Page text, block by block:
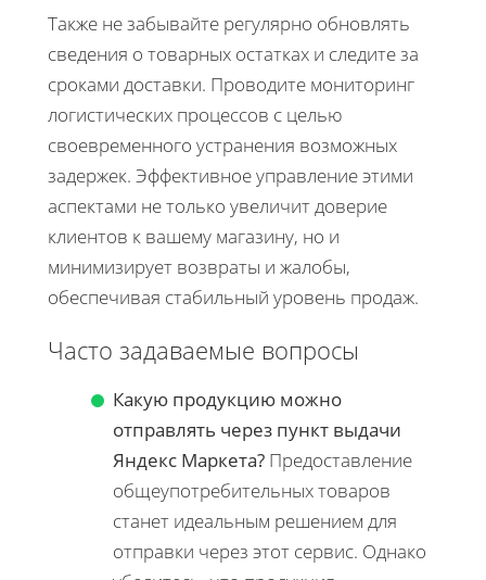
Также не забывайте регулярно обновлять
сведения о товарных остатках и следите за
сроками доставки. Проводите мониторинг
логистических процессов с целью
своевременного устранения возможных
задержек. Эффективное управление этими
аспектами не только увеличит доверие
клиентов к вашему магазину, но и
минимизирует возвраты и жалобы,
обеспечивая стабильный уровень продаж.
Часто задаваемые вопросы
Какую продукцию можно
отправлять через пункт выдачи
Яндекс Маркета? Предоставление
общеупотребительных товаров
станет идеальным решением для
отправки через этот сервис. Однако